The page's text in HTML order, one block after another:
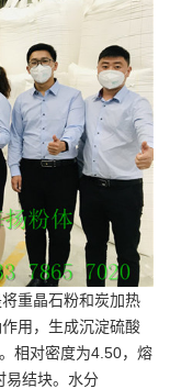
重晶石粉和炭加热
用，生成沉淀硫酸
相对密度为4.50，熔
易结块。水分